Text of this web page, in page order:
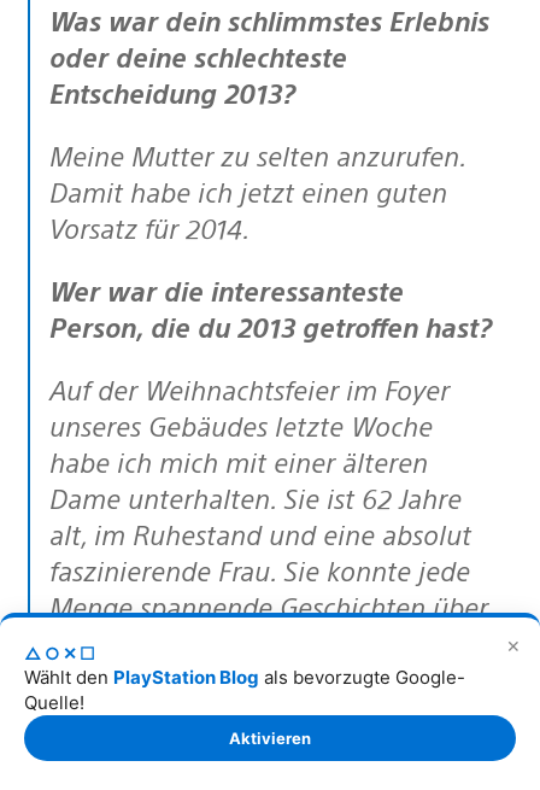
Was war dein schlimmstes Erlebnis
oder deine schlechteste
Entscheidung 2013?
Meine Mutter zu selten anzurufen.
Damit habe ich jetzt einen guten
Vorsatz für 2014.
Wer war die interessanteste
Person, die du 2013 getroffen hast?
Auf der Weihnachtsfeier im Foyer
unseres Gebäudes letzte Woche
habe ich mich mit einer älteren
Dame unterhalten. Sie ist 62 Jahre
alt, im Ruhestand und eine absolut
faszinierende Frau. Sie konnte jede
Menge spannende Geschichten über
sich und ihren mittlerweile
verschiedenen Ehemann erzählen,
der einst ein erfolgreicher
Videoproduzent bei der BBC war.
✕
△○✕☐
Wählt den PlayStation Blog als bevorzugte Google-
Quelle!
Aktivieren